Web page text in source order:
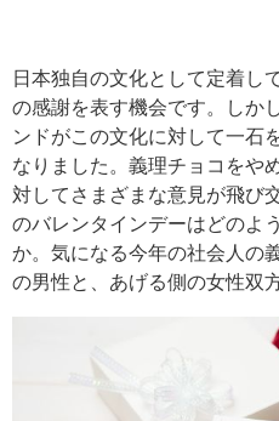
日本独自の文化として定着し
の感謝を表す機会です。しか
ンドがこの文化に対して一石
なりました。義理チョコをや
対してさまざまな意見が飛び
のバレンタインデーはどのよ
か。気になる今年の社会人の
の男性と、あげる側の女性双